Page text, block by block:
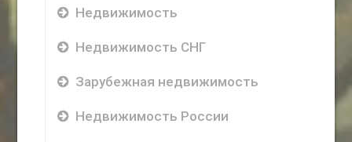
Недвижимость
Недвижимость СНГ
Зарубежная недвижимость
Недвижимость России